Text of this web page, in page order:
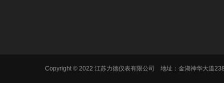
Copyright © 2022 江苏力德仪表有限公司 地址：金湖神华大道